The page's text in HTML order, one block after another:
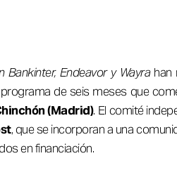
Bankinter, Endeavor y Wayrahan
de seis meses que
(Madrid). El comité
, que se incorporan a una
en financiación.